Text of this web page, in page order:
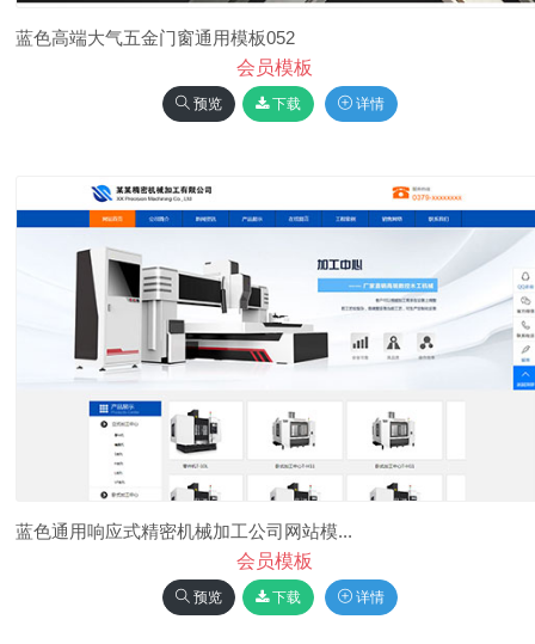
蓝色高端大气五金门窗通用模板052
会员模板
预览 下载 详情
蓝色通用响应式精密机械加工公司网站模...
会员模板
预览 下载 详情